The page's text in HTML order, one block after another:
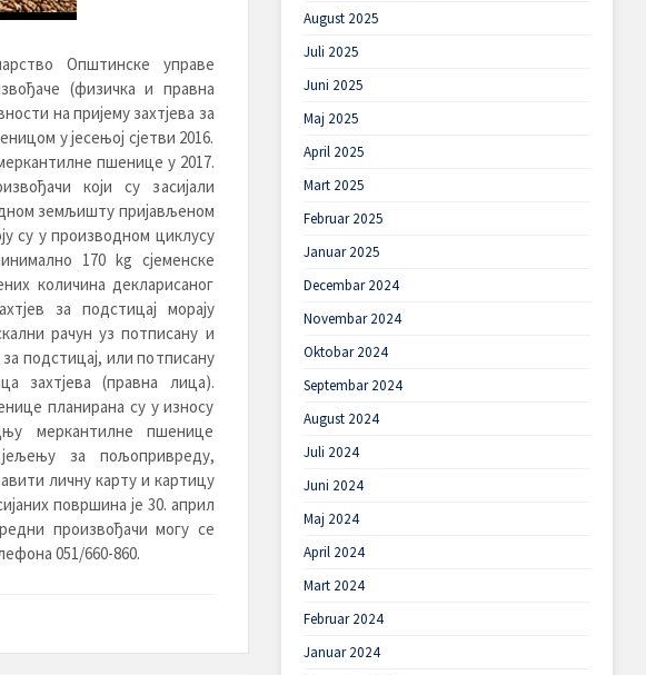
Општинске управе
(физичка и правна
на пријему захтјева за
у јесењој сјетви 2016.
пшенице у 2017.
који су засијали
земљишту пријављеном
су у производном циклусу
170 kg сјеменске
количина декларисаног
за подстицај морају
рачун уз потписану и
подстицај, или потписану
захтјева (правна лица).
планирана су у износу
меркантилне пшенице
за пољопривреду,
личну карту и картицу
површина је 30. април
произвођачи могу се
051/660-860.
August 2025
Juli 2025
Juni 2025
Maj 2025
April 2025
Mart 2025
Februar 2025
Januar 2025
Decembar 2024
Novembar 2024
Oktobar 2024
Septembar 2024
August 2024
Juli 2024
Juni 2024
Maj 2024
April 2024
Mart 2024
Februar 2024
Januar 2024